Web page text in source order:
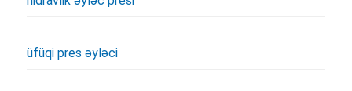
üfüqi pres əyləci